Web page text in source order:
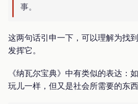
事。
这两句话引申一下，可以理解为找
发挥它。
《纳瓦尔宝典》中有类似的表达：
玩儿一样，但又是社会所需要的东西